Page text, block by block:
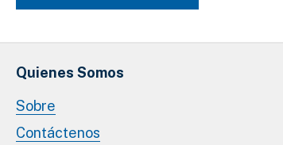
Quienes Somos
Sobre
Contáctenos